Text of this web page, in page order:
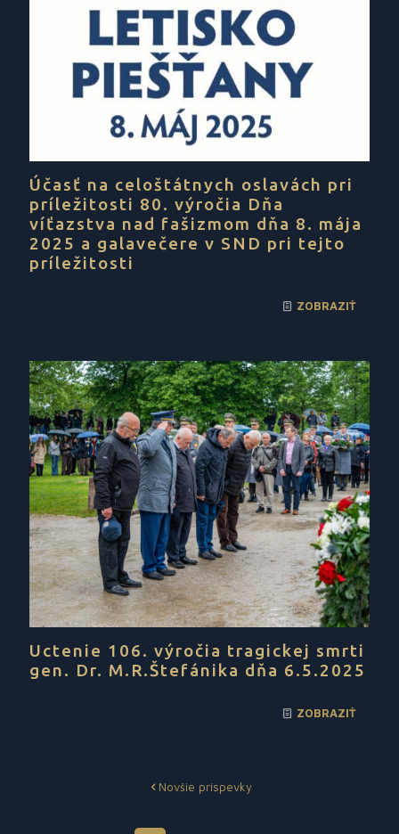
Účasť na celoštátnych oslavách pri
príležitosti 80. výročia Dňa
víťazstva nad fašizmom dňa 8. mája
2025 a galavečere v SND pri tejto
príležitosti
ZOBRAZIŤ
Uctenie 106. výročia tragickej smrti
gen. Dr. M.R.Štefánika dňa 6.5.2025
ZOBRAZIŤ
Novšie príspevky